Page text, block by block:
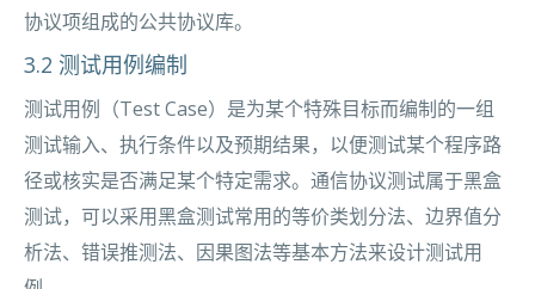
协议项组成的公共协议库。
3.2 测试用例编制
测试用例（Test Case）是为某个特殊目标而编制的一组
测试输入、执行条件以及预期结果，以便测试某个程序路
径或核实是否满足某个特定需求。通信协议测试属于黑盒
测试，可以采用黑盒测试常用的等价类划分法、边界值分
析法、错误推测法、因果图法等基本方法来设计测试用